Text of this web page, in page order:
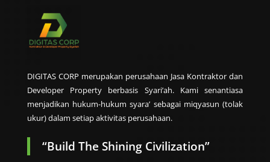
DIGITAS CORP merupakan perusahaan Jasa Kontraktor dan
Developer Property berbasis Syari’ah. Kami senantiasa
menjadikan hukum-hukum syara’ sebagai miqyasun (tolak
ukur) dalam setiap aktivitas perusahaan.
“Build The Shining Civilization”